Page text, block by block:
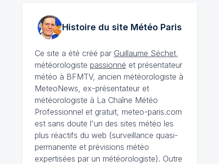
Histoire du site MétéoParis
Ce site a été créé par Guillaume Séchet,
météorologiste passionné et présentateur
météo à BFMTV, ancien météorologiste à
MeteoNews, ex-présentateur et
météorologiste à La Chaîne Météo
Professionnel et gratuit, meteo-paris.com
est sans doute l'un des sites météo les
plus réactifs du web (surveillance quasi-
permanente et prévisions météo
expertisées par un météorologiste). Outre